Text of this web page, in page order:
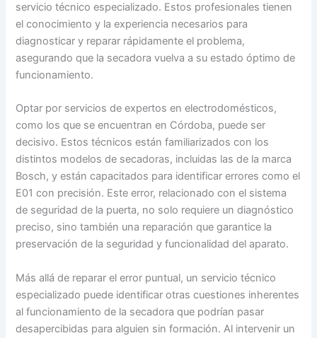
servicio técnico especializado. Estos profesionales tienen
el conocimiento y la experiencia necesarios para
diagnosticar y reparar rápidamente el problema,
asegurando que la secadora vuelva a su estado óptimo de
funcionamiento.
Optar por servicios de expertos en electrodomésticos,
como los que se encuentran en Córdoba, puede ser
decisivo. Estos técnicos están familiarizados con los
distintos modelos de secadoras, incluidas las de la marca
Bosch, y están capacitados para identificar errores como el
E01 con precisión. Este error, relacionado con el sistema
de seguridad de la puerta, no solo requiere un diagnóstico
preciso, sino también una reparación que garantice la
preservación de la seguridad y funcionalidad del aparato.
Más allá de reparar el error puntual, un servicio técnico
especializado puede identificar otras cuestiones inherentes
al funcionamiento de la secadora que podrían pasar
desapercibidas para alguien sin formación. Al intervenir un